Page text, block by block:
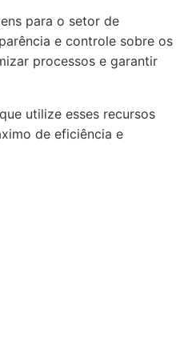
para o setor de
e controle sobre os
processos e garantir
utilize esses recursos
de eficiência e